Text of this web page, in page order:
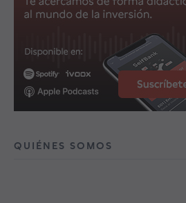
QUIÉNES SOMOS